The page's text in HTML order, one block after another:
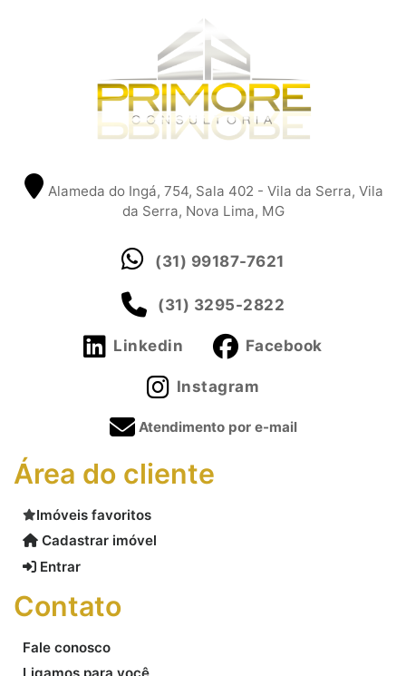
Alameda do Ingá, 754, Sala 402 - Vila da Serra, Vila
da Serra, Nova Lima, MG
(31) 99187-7621
(31) 3295-2822
Linkedin Facebook
Instagram
Atendimento por e-mail
Área do cliente
Imóveis favoritos
Cadastrar imóvel
Entrar
Contato
Fale conosco